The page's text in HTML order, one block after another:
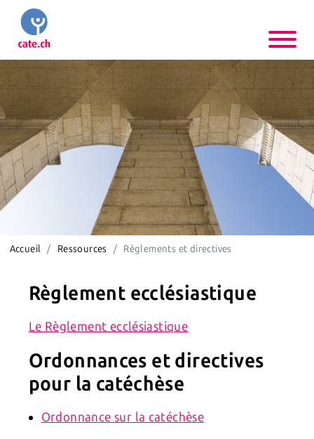
Accueil Ressources Règlements et directives
Règlement ecclésiastique
Le Règlement ecclésiastique
Ordonnances et directives
pour la catéchèse
Ordonnance sur la catéchèse